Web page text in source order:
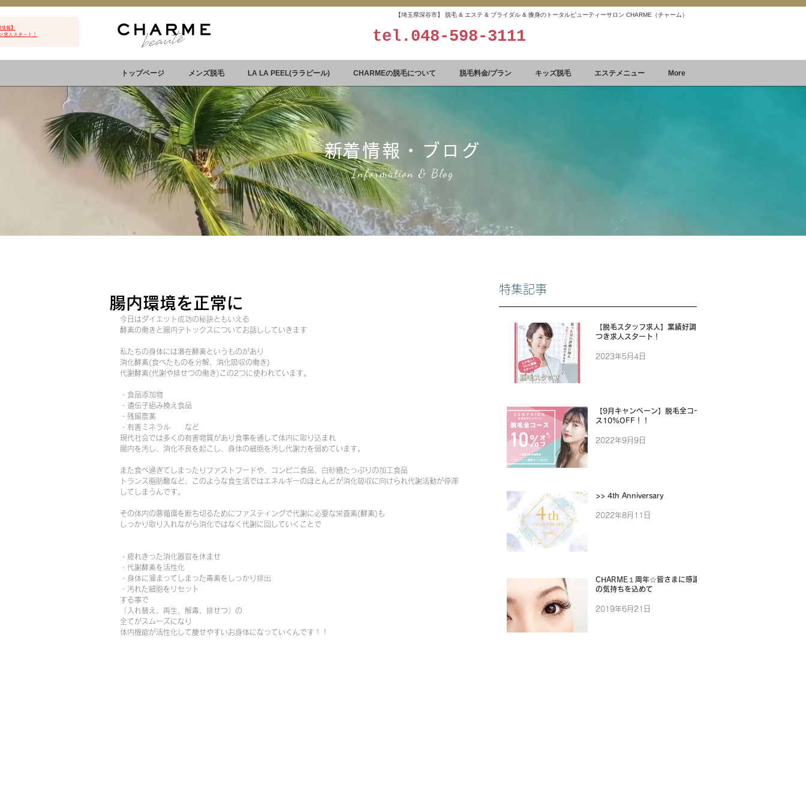
報】
求人スタート！
【埼玉県深谷市】 脱毛 & エステ & ブライダル & 痩身のトータルビューティーサロン CHARME（チャーム）
tel. 048-598-3111
トップページ メンズ脱毛 LA LA PEEL(ララピール) CHARMEの脱毛について 脱毛料金/プラン キッズ脱毛 エステメニュー More
​新着情報・ブログ
Information & Blog
腸内環境を正常に
今日はダイエット成功の秘訣ともいえる
酵素の働きと腸内デトックスについてお話ししていきます
私たちの身体には潜在酵素というものがあり
消化酵素(食べたものを分解、消化吸収の働き)
代謝酵素(代謝や排せつの働き)この2つに使われています。
・食品添加物
・遺伝子組み換え食品
・残留農薬
・有害ミネラル　　など
現代社会では多くの有害物質があり食事を通して体内に取り込まれ
腸内を汚し、消化不良を起こし、身体の細胞を汚し代謝力を弱めています。
また食べ過ぎてしまったりファストフードや、コンビニ食品、白砂糖たっぷりの加工食品
トランス脂肪酸など、このような食生活ではエネルギーのほとんどが消化吸収に向けられ代謝活動が停滞
してしまうんです。
その体内の悪循環を断ち切るためにファスティングで代謝に必要な栄養素(酵素)も
しっかり取り入れながら消化ではなく代謝に回していくことで
・疲れきった消化器官を休ませ
・代謝酵素を活性化
・身体に溜まってしまった毒素をしっかり排出
・汚れた細胞をリセット
する事で
「入れ替え、再生、解毒、排せつ」の
全てがスムーズになり
体内機能が活性化して痩せやすいお身体になっていくんです！！
特集記事
【脱毛スタッフ求人】業績好調に
つき求人スタート！
2023年5月4日
【9月キャンペーン】脱毛全コー
ス10%OFF！！
2022年9月9日
>> 4th Anniversary
2022年8月11日
CHARME１周年☆皆さまに感謝
の気持ちを込めて
2019年6月21日